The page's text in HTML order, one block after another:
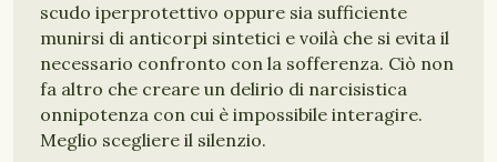
scudo iperprotettivo oppure sia sufficiente
munirsi di anticorpi sintetici e voilà che si evita il
necessario confronto con la sofferenza. Ciò non
fa altro che creare un delirio di narcisistica
onnipotenza con cui è impossibile interagire.
Meglio scegliere il silenzio.